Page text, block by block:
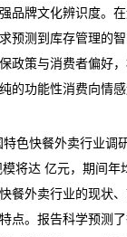
品牌文化辨识度。
预测到库存管理的
政策与消费者偏好
的功能性消费向情
特色快餐外卖行业调
将达 亿元，期间年
餐外卖行业的现状
点。报告科学预测